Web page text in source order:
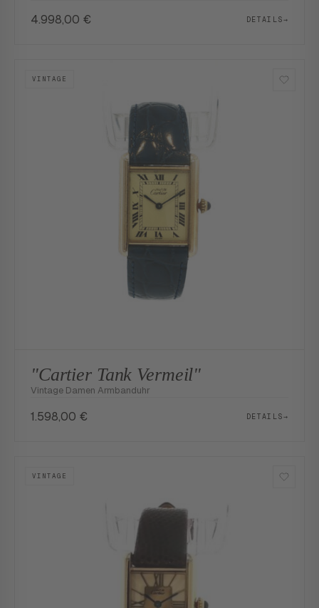
4.998,00 € DETAILS→
VINTAGE
"Cartier Tank Vermeil"
Vintage Damen Armbanduhr
1.598,00 € DETAILS→
VINTAGE